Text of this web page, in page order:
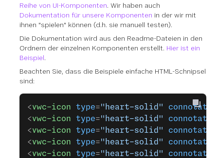
Reihe von UI-Komponenten. Wir haben auch
Dokumentation für unsere Komponenten in der wir mit
ihnen "spielen" können (d.h. sie manuell testen).
Die Dokumentation wird aus den Readme-Dateien in den
Ordnern der einzelnen Komponenten erstellt. Hier ist ein
Beispiel.
Beachten Sie, dass die Beispiele einfache HTML-Schnipsel
sind:
<vwc-icon type="heart-solid"
<vwc-icon type="heart-solid"
<vwc-icon type="heart-solid"
<vwc-icon type="heart-solid"
<vwc-icon type="heart-solid"